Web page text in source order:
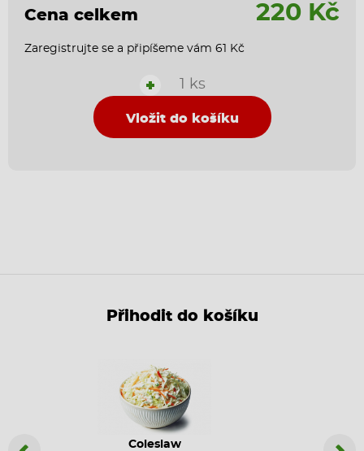
Cena celkem 220 Kč
Zaregistrujte se a připíšeme vám 61 Kč
+ 1 ks
Vložit do košíku
Přihodit do košíku
Coleslaw
Coca